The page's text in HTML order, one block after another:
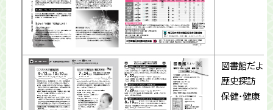
図書館だより
歴史探訪
保健・健康